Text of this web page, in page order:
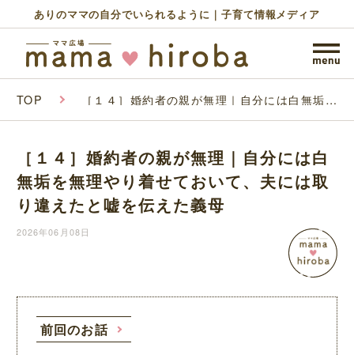
ありのママの自分でいられるように｜子育て情報メディア
TOP ［１４］婚約者の親が無理｜自分には白無垢を
を伝えた義母
［１４］婚約者の親が無理｜自分には白
無垢を無理やり着せておいて、夫には取
り違えたと嘘を伝えた義母
2026年06月08日
前回のお話